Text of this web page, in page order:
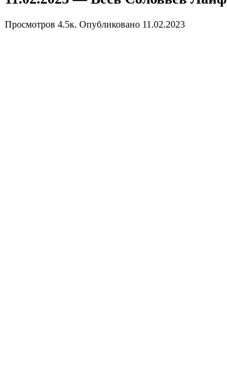
Просмотров 4.5к. Опубликовано 11.02.2023